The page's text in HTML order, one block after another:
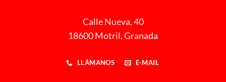
Calle Nueva, 40
18600 Motril, Granada
LLÁMANOS E-MAIL